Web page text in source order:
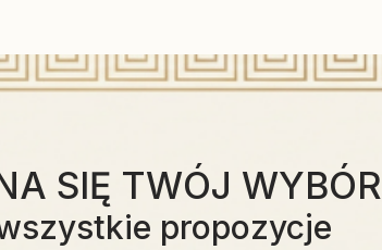
SIĘ TWÓJ WYBÓR
propozycje